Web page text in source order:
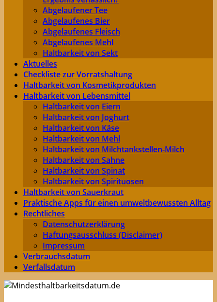
Abgelaufener Tee
Abgelaufenes Bier
Abgelaufenes Fleisch
Abgelaufenes Mehl
Haltbarkeit von Sekt
Aktuelles
Checkliste zur Vorratshaltung
Haltbarkeit von Kosmetikprodukten
Haltbarkeit von Lebensmittel
Haltbarkeit von Eiern
Haltbarkeit von Joghurt
Haltbarkeit von Käse
Haltbarkeit von Mehl
Haltbarkeit von Milchtankstellen-Milch
Haltbarkeit von Sahne
Haltbarkeit von Spinat
Haltbarkeit von Spirituosen
Haltbarkeit von Sauerkraut
Praktische Apps für einen umweltbewussten Alltag
Rechtliches
Datenschutzerklärung
Haftungsausschluss (Disclaimer)
Impressum
Verbrauchsdatum
Verfallsdatum